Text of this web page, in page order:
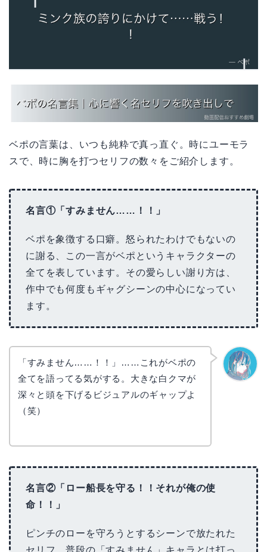
ベポの言葉は、いつも純粋で真っ直ぐ。時にユーモラ
スで、時に胸を打つセリフの数々をご紹介します。
名言①「すみません……！！」
ベポを象徴する口癖。怒られたわけでもないの
に謝る、この一言がベポというキャラクターの
全てを表しています。その愛らしい謝り方は、
作中でも何度もギャグシーンの中心になってい
ます。
「すみません……！！」……これがベポの
全てを語ってる気がする。大きな白クマが
深々と頭を下げるビジュアルのギャップよ
（笑）
名言②「ロー船長を守る！！それが俺の使
命！！」
ピンチのローを守ろうとするシーンで放たれた